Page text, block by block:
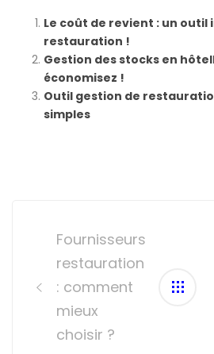
Le coût de revient : un outil
restauration !
Gestion des stocks en
économisez !
Outil gestion de
simples
navigationFournisseurs
restauration
: comment
mieux
choisir ?